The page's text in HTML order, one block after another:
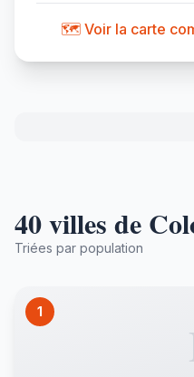
🗺️ Voir la carte
40 villes de
Triées par population
1